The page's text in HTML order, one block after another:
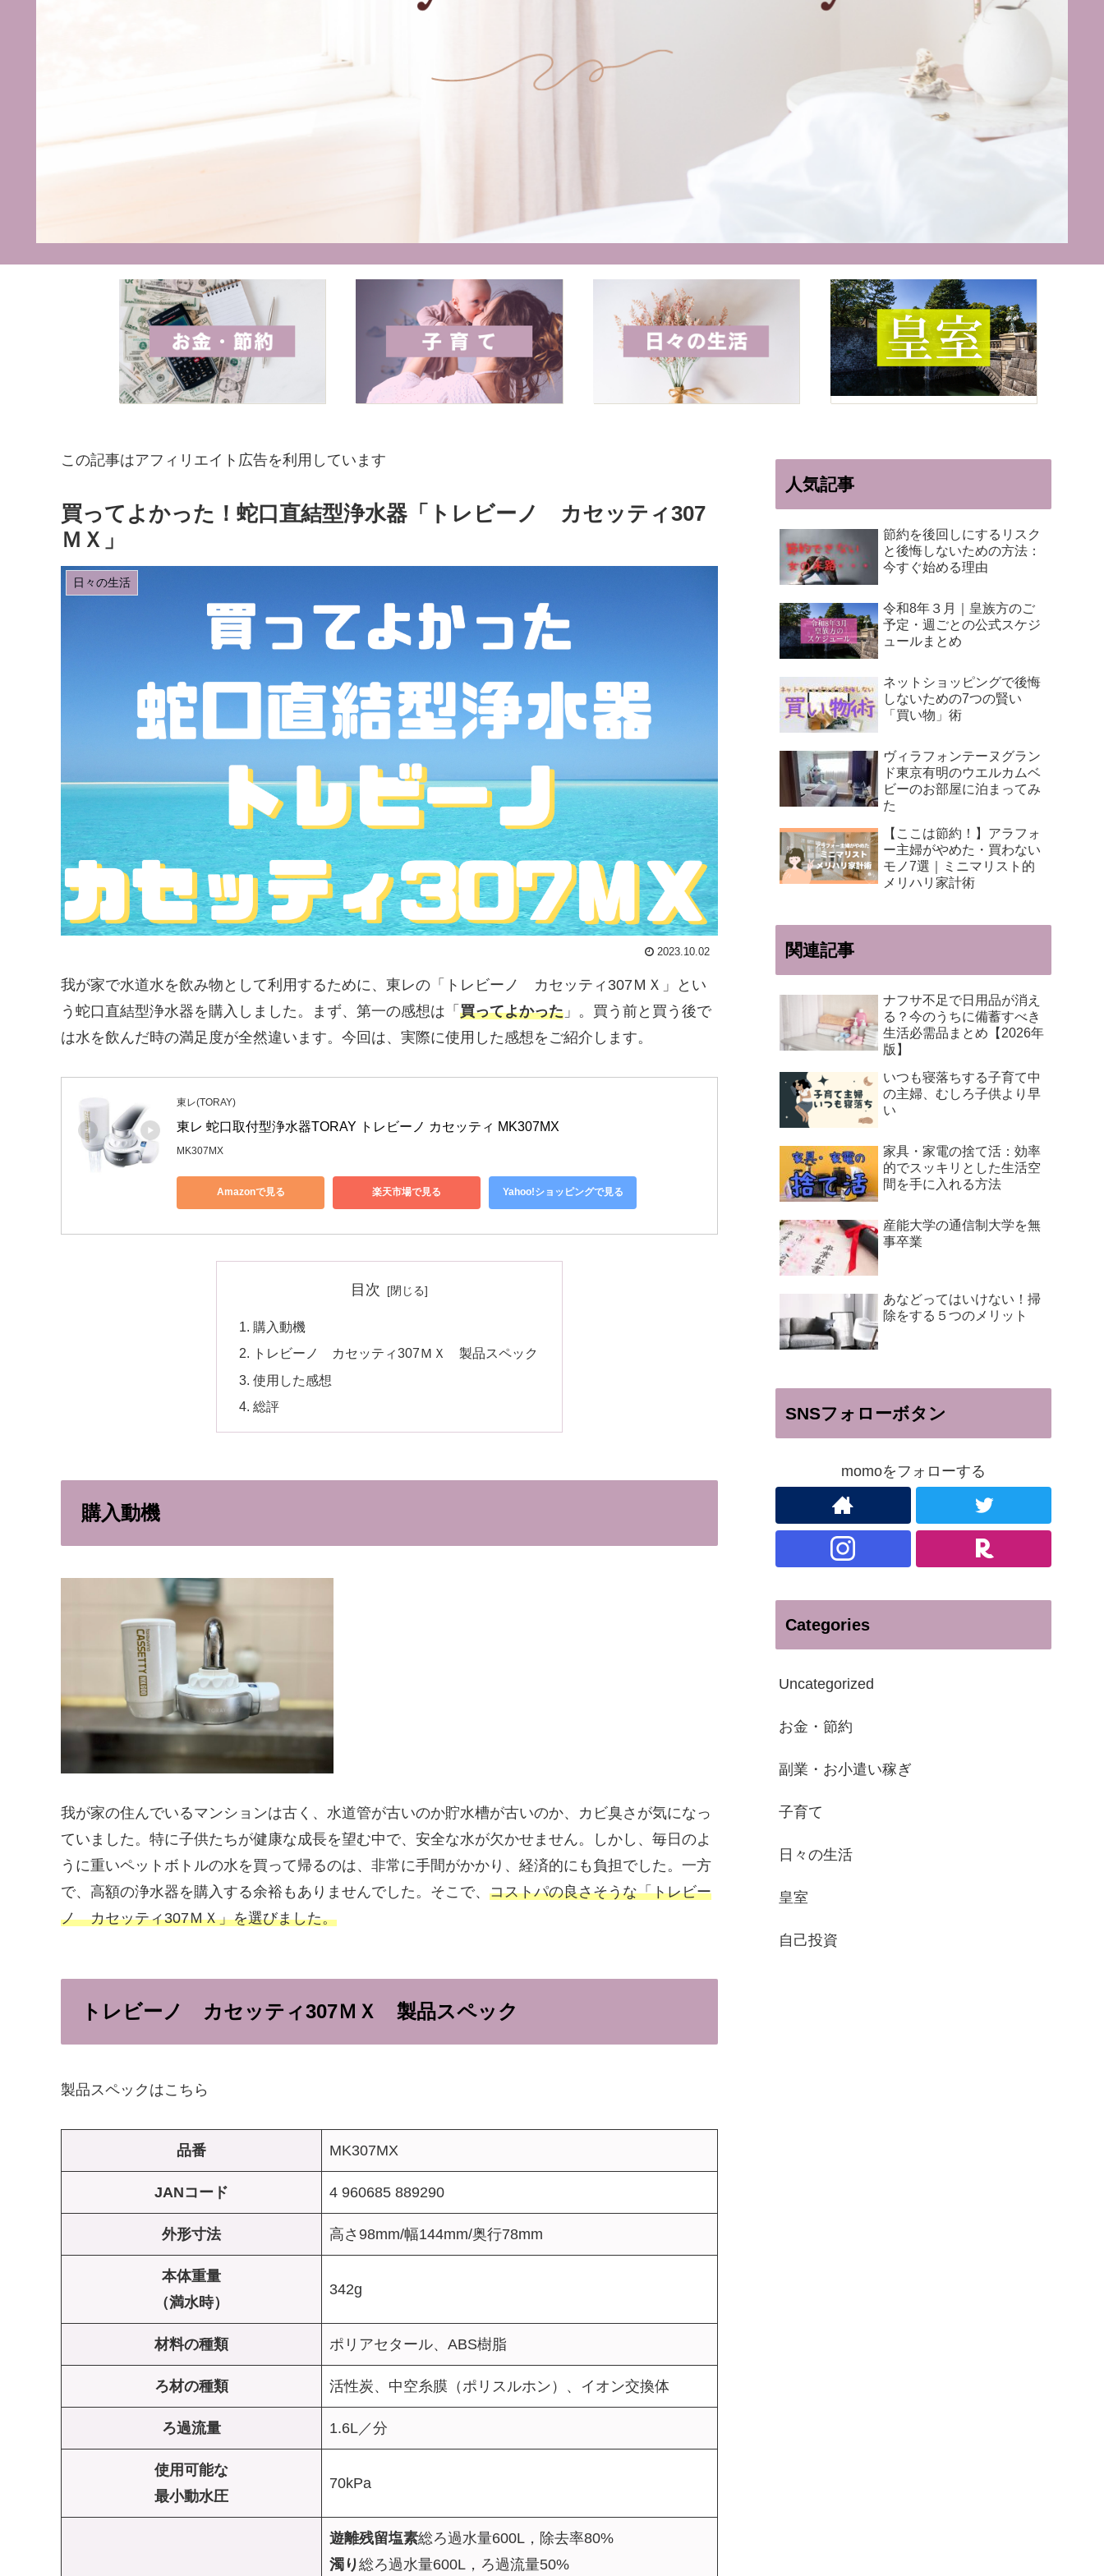
この記事はアフィリエイト広告を利用しています
買ってよかった！蛇口直結型浄水器「トレビーノ カセッティ307
ＭＸ」
日々の生活
2023.10.02
我が家で水道水を飲み物として利用するために、東レの「トレビーノ カセッティ307ＭＸ」とい
う蛇口直結型浄水器を購入しました。まず、第一の感想は「 買ってよかった 」。買う前と買う後で
は水を飲んだ時の満足度が全然違います。今回は、実際に使用した感想をご紹介します。
東レ(TORAY)
東レ 蛇口取付型浄水器TORAY トレビーノ カセッティ MK307MX
MK307MX
Amazonで見る 楽天市場で見る Yahoo!ショッピングで見る
目次
購入動機
トレビーノ カセッティ307ＭＸ 製品スペック
使用した感想
総評
購入動機
我が家の住んでいるマンションは古く、水道管が古いのか貯水槽が古いのか、カビ臭さが気になっ
ていました。特に子供たちが健康な成長を望む中で、安全な水が欠かせません。しかし、毎日のよ
うに重いペットボトルの水を買って帰るのは、非常に手間がかかり、経済的にも負担でした。一方
で、高額の浄水器を購入する余裕もありませんでした。そこで、 コストパの良さそうな「トレビー
ノ カセッティ307ＭＸ」を選びました。
トレビーノ カセッティ307ＭＸ 製品スペック
製品スペックはこちら
品番 MK307MX
JANコード 4 960685 889290
外形寸法 高さ98mm/幅144mm/奥行78mm
本体重量
（満水時）
342g
材料の種類 ポリアセタール、ABS樹脂
ろ材の種類 活性炭、中空糸膜（ポリスルホン）、イオン交換体
ろ過流量 1.6L／分
使用可能な
最小動水圧
70kPa
遊離残留塩素総ろ過水量600L，除去率80%
濁り総ろ過水量600L，ろ過流量50%
人気記事
節約を後回しにするリスク
と後悔しないための方法：
今すぐ始める理由
令和8年３月｜皇族方のご
予定・週ごとの公式スケジ
ュールまとめ
ネットショッピングで後悔
しないための7つの賢い
「買い物」術
ヴィラフォンテーヌグラン
ド東京有明のウエルカムベ
ビーのお部屋に泊まってみ
た
【ここは節約！】アラフォ
ー主婦がやめた・買わない
モノ7選｜ミニマリスト的
メリハリ家計術
関連記事
ナフサ不足で日用品が消え
る？今のうちに備蓄すべき
生活必需品まとめ【2026年
版】
いつも寝落ちする子育て中
の主婦、むしろ子供より早
い
家具・家電の捨て活：効率
的でスッキリとした生活空
間を手に入れる方法
産能大学の通信制大学を無
事卒業
あなどってはいけない！掃
除をする５つのメリット
SNSフォローボタン
momoをフォローする
Categories
Uncategorized
お金・節約
副業・お小遣い稼ぎ
子育て
日々の生活
皇室
自己投資